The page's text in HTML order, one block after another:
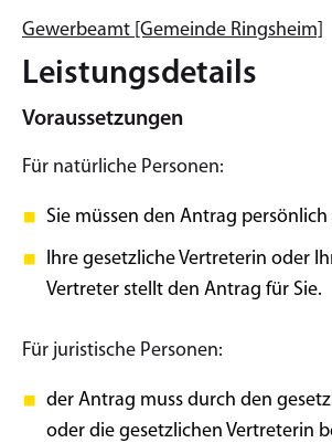
Gewerbeamt [Gemeinde Ringsheim]
Leistungsdetails
Voraussetzungen
Für natürliche Personen:
Sie müssen den Antrag
Ihre gesetzliche Vertreterin oder
Vertreter stellt den Antrag für Sie.
Für juristische Personen:
der Antrag muss durch den
oder die gesetzlichen Vertreterin